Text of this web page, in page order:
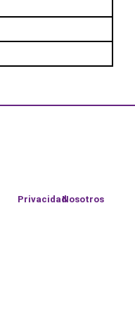
PrivacidadNosotros